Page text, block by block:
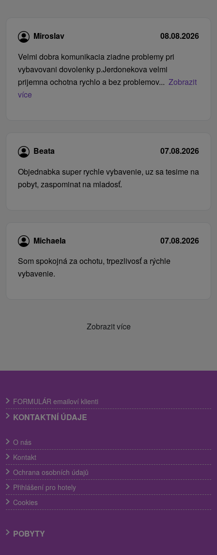
Miroslav
08.08.2026
Velmi dobra komunikacia ziadne problemy pri
vybavovani dovolenky p.Jerdonekova velmi
prijemna ochotna rychlo a bez problemov... Zobrazit
více
Beata
07.08.2026
Objednabka super rychle vybavenie, uz sa tesime na
pobyt, zaspominat na mladosť.
Michaela
07.08.2026
Som spokojná za ochotu, trpezlivosť a rýchle
vybavenie.
Zobrazit více
FORMULÁR emailoví klienti
KONTAKTNÍ ÚDAJE
O nás
Kontakt
Ochrana osobních údajů
Přihlášení pro hotely
Cookies
POBYTY